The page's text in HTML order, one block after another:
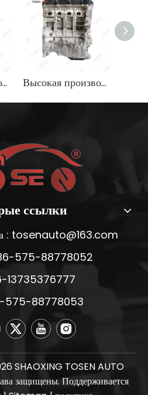
Высокая производительность 1,6 л бензинового двигателя для автомобилей Hyundai Высокая производительность 1,6 л бензинового двигателя для автомобилей Hyundai
ссылки
: tosenauto@163.com
575-88778052
13735376777
575-88778053
SHAOXING TOSEN AUTO
защищены. Поддерживается